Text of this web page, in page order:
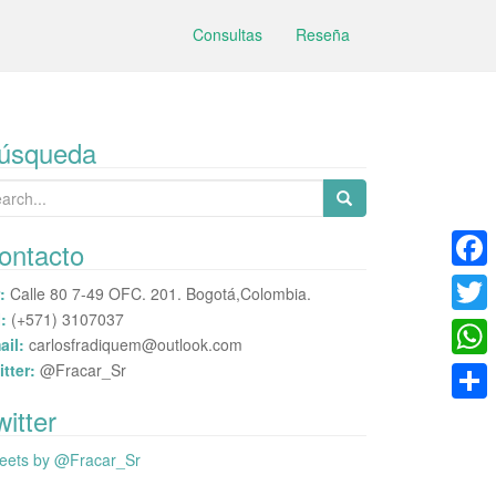
Consultas Reseña
Calle 80 7-49 OFC. 201. Bogotá,Colombia.
(+571) 3107037
carlosfradiquem@outlook.com
@Fracar_Sr
by @Fracar_Sr
F
a
c
e
T
w
i
W